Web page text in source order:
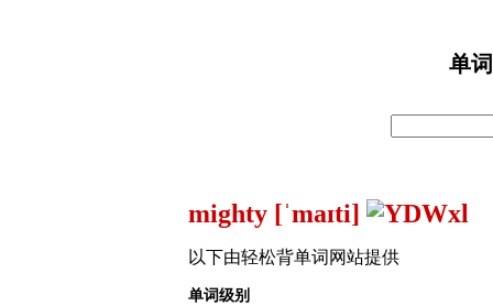
单
mighty [ˈmaɪti]
以下由轻松背单词网站提供
单词级别